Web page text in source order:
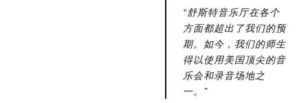
“舒斯特音乐厅在各个
方面都超出了我们的预
期。如今，我们的师生
得以使用美国顶尖的音
乐会和录音场地之
一。”